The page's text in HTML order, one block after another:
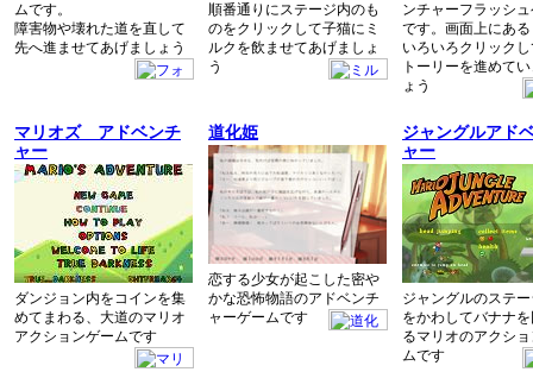
ムです。
障害物や壊れた道を直して
先へ進ませてあげましょう
順番通りにステージ内のも
のをクリックして子猫にミ
ルクを飲ませてあげましょ
う
ンチャーフラッシ
です。画面上にあ
いろいろクリック
トーリーを進めて
ょう
マリオズ アドベンチ
ャー
ダンジョン内をコインを集
めてまわる、大道のマリオ
アクションゲームです
道化姫
恋する少女が起こした密や
かな恐怖物語のアドベンチ
ャーゲームです
ジャングルアド
ャー
ジャングルのステ
をかわしてバナナ
るマリオのアクシ
ムです